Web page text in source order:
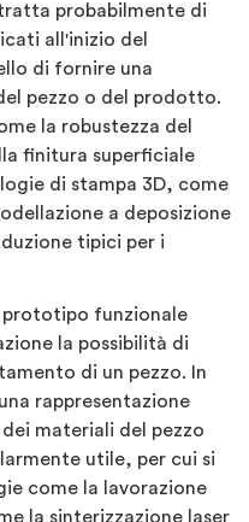
probabilmente di
all'inizio del
di fornire una
pezzo o del prodotto.
la robustezza del
finitura superficiale
di stampa 3D, come
a deposizione
tipici per i
prototipo funzionale
la possibilità di
di un pezzo. In
rappresentazione
materiali del pezzo
utile, per cui si
come la lavorazione
la sinterizzazione laser